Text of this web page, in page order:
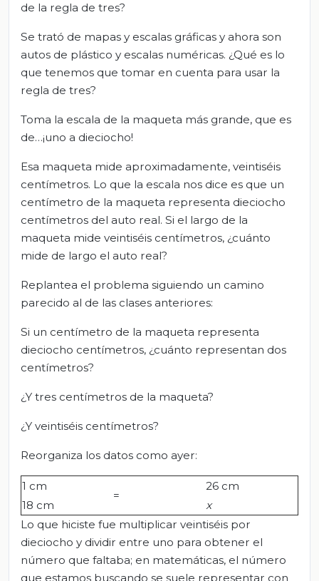
de la regla de tres?
Se trató de mapas y escalas gráficas y ahora son
autos de plástico y escalas numéricas. ¿Qué es lo
que tenemos que tomar en cuenta para usar la
regla de tres?
Toma la escala de la maqueta más grande, que es
de…¡uno a dieciocho!
Esa maqueta mide aproximadamente, veintiséis
centímetros. Lo que la escala nos dice es que un
centímetro de la maqueta representa dieciocho
centímetros del auto real. Si el largo de la
maqueta mide veintiséis centímetros, ¿cuánto
mide de largo el auto real?
Replantea el problema siguiendo un camino
parecido al de las clases anteriores:
Si un centímetro de la maqueta representa
dieciocho centímetros, ¿cuánto representan dos
centímetros?
¿Y tres centímetros de la maqueta?
¿Y veintiséis centímetros?
Reorganiza los datos como ayer:
1 cm
=
26 cm
18 cm
x
Lo que hiciste fue multiplicar veintiséis por
dieciocho y dividir entre uno para obtener el
número que faltaba; en matemáticas, el número
que estamos buscando se suele representar con